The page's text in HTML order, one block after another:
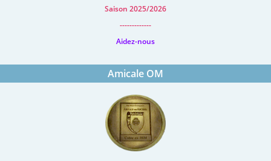
Saison 2025/2026
-------------
Aidez-nous
Amicale OM